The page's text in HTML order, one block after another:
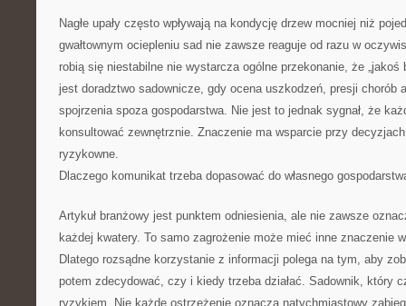
Nagłe upały często wpływają na kondycję drzew mocniej niż
gwałtownym ociepleniu sad nie zawsze reaguje od razu w
robią się niestabilne nie wystarcza ogólne przekonanie, że „jakoś
jest doradztwo sadownicze, gdy ocena uszkodzeń, presji chorób
spojrzenia spoza gospodarstwa. Nie jest to jednak sygnał, że
konsultować zewnętrznie. Znaczenie ma wsparcie przy
ryzykowne.
Dlaczego komunikat trzeba dopasować do własnego
Artykuł branżowy jest punktem odniesienia, ale nie zawsze
każdej kwatery. To samo zagrożenie może mieć inne znaczenie
Dlatego rozsądne korzystanie z informacji polega na tym, aby
potem zdecydować, czy i kiedy trzeba działać. Sadownik, który
ryzykiem. Nie każde ostrzeżenie oznacza natychmiastowy